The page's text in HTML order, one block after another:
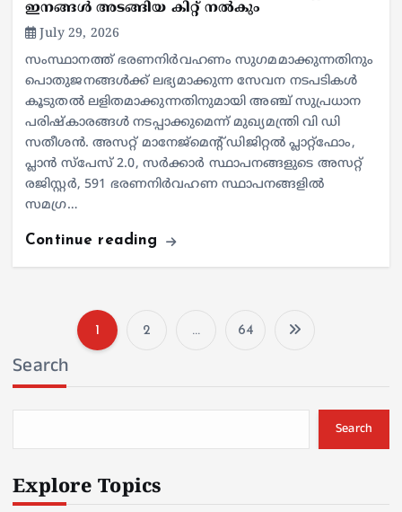
ഇനങ്ങൾ അടങ്ങിയ കിറ്റ് നൽകും
July 29, 2026
സംസ്ഥാനത്ത് ഭരണനിർവഹണം സുഗമമാക്കുന്നതിനും
പൊതുജനങ്ങൾക്ക് ലഭ്യമാക്കുന്ന സേവന നടപടികൾ
കൂടുതൽ ലളിതമാക്കുന്നതിനുമായി അഞ്ച് സുപ്രധാന
പരിഷ്കാരങ്ങൾ നടപ്പാക്കുമെന്ന് മുഖ്യമന്ത്രി വി ഡി
സതീശൻ. അസറ്റ് മാനേജ്മെന്റ് ഡിജിറ്റൽ പ്ലാറ്റ്ഫോം,
പ്ലാൻ സ്പേസ് 2.0, സർക്കാർ സ്ഥാപനങ്ങളുടെ അസറ്റ്
രജിസ്റ്റർ, 591 ഭരണനിർവഹണ സ്ഥാപനങ്ങളിൽ
സമഗ്ര…
Continue reading
s
1 2 … 64
Search
Search
Explore Topics